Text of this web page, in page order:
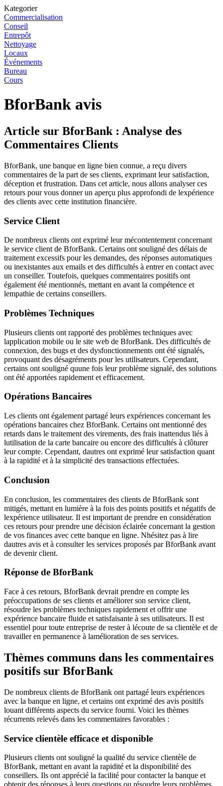
Kategorier
Commercialisation
Conseil
Entrepôt
Nettoyage
Locaux
Événements
Bureau
Cours
BforBank avis
Article sur BforBank : Analyse des
Commentaires Clients
BforBank, une banque en ligne bien connue, a reçu divers
commentaires de la part de ses clients, exprimant leur satisfaction,
déception et frustration. Dans cet article, nous allons analyser ces
retours pour vous donner un aperçu plus approfondi de lexpérience
des clients avec cette institution financière.
Service Client
De nombreux clients ont exprimé leur mécontentement concernant
le service client de BforBank. Certains ont souligné des délais de
traitement excessifs pour les demandes, des réponses automatiques
ou inexistantes aux emails et des difficultés à entrer en contact avec
un conseiller. Toutefois, quelques commentaires positifs ont
également été mentionnés, mettant en avant la compétence et
lempathie de certains conseillers.
Problèmes Techniques
Plusieurs clients ont rapporté des problèmes techniques avec
lapplication mobile ou le site web de BforBank. Des difficultés de
connexion, des bugs et des dysfonctionnements ont été signalés,
provoquant des désagréments pour les utilisateurs. Cependant,
certains ont souligné quune fois leur problème signalé, des solutions
ont été apportées rapidement et efficacement.
Opérations Bancaires
Les clients ont également partagé leurs expériences concernant les
opérations bancaires chez BforBank. Certains ont mentionné des
retards dans le traitement des virements, des frais inattendus liés à
lutilisation de la carte bancaire ou encore des difficultés à clôturer
leur compte. Cependant, dautres ont exprimé leur satisfaction quant
à la rapidité et à la simplicité des transactions effectuées.
Conclusion
En conclusion, les commentaires des clients de BforBank sont
mitigés, mettant en lumière à la fois des points positifs et négatifs de
lexpérience utilisateur. Il est important de prendre en considération
ces retours pour prendre une décision éclairée concernant la gestion
de vos finances avec cette banque en ligne. Nhésitez pas à lire
dautres avis et à consulter les services proposés par BforBank avant
de devenir client.
Réponse de BforBank
Face à ces retours, BforBank devrait prendre en compte les
préoccupations de ses clients et améliorer son service client,
résoudre les problèmes techniques rapidement et offrir une
expérience bancaire fluide et satisfaisante à ses utilisateurs. Il est
essentiel pour toute entreprise de rester à lécoute de sa clientèle et de
travailler en permanence à lamélioration de ses services.
Thèmes communs dans les commentaires
positifs sur BforBank
De nombreux clients de BforBank ont partagé leurs expériences
avec la banque en ligne, et certains ont exprimé des avis positifs
louant différents aspects du service fourni. Voici les thèmes
récurrents relevés dans les commentaires favorables :
Service clientèle efficace et disponible
Plusieurs clients ont souligné la qualité du service clientèle de
BforBank, mettant en avant la rapidité et la disponibilité des
conseillers. Ils ont apprécié la facilité pour contacter la banque et